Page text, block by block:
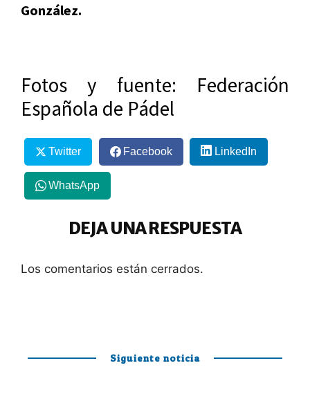
González.
Fotos y fuente: Federación
Española de Pádel
Twitter Facebook LinkedIn
WhatsApp
DEJA UNA RESPUESTA
Los comentarios están cerrados.
Siguiente noticia